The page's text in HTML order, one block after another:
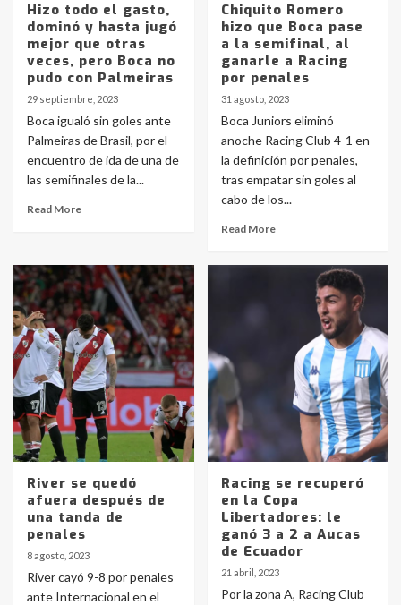
Hizo todo el gasto,
dominó y hasta jugó
mejor que otras
veces, pero Boca no
pudo con Palmeiras
29 septiembre, 2023
Boca igualó sin goles ante
Palmeiras de Brasil, por el
encuentro de ida de una de
las semifinales de la...
Read More
Chiquito Romero
hizo que Boca pase
a la semifinal, al
ganarle a Racing
por penales
31 agosto, 2023
Boca Juniors eliminó
anoche Racing Club 4-1 en
la definición por penales,
tras empatar sin goles al
cabo de los...
Read More
River se quedó
afuera después de
una tanda de
penales
8 agosto, 2023
River cayó 9-8 por penales
ante Internacional en el
Racing se recuperó
en la Copa
Libertadores: le
ganó 3 a 2 a Aucas
de Ecuador
21 abril, 2023
Por la zona A, Racing Club
3
Identidad de los adolescentes
pampeanos que fueron
protagonistas del fatal accidente
en la mañana del lunes
4
Accidente en Ruta 5: falleció un
joven de Trenque Lauquen
5
Los precios de los combustibles en
La Pampa, desde YPF hasta Axion
entre 857 a 1338 pesos